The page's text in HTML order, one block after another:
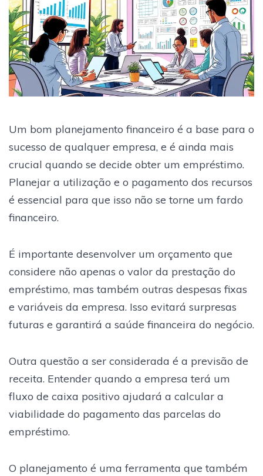
Um bom planejamento financeiro é a base para o
sucesso de qualquer empresa, e é ainda mais
crucial quando se decide obter um empréstimo.
Planejar a utilização e o pagamento dos recursos
é essencial para que isso não se torne um fardo
financeiro.
É importante desenvolver um orçamento que
considere não apenas o valor da prestação do
empréstimo, mas também outras despesas fixas
e variáveis da empresa. Isso evitará surpresas
futuras e garantirá a saúde financeira do negócio.
Outra questão a ser considerada é a previsão de
receita. Entender quando a empresa terá um
fluxo de caixa positivo ajudará a calcular a
viabilidade do pagamento das parcelas do
empréstimo.
O planejamento é uma ferramenta que também